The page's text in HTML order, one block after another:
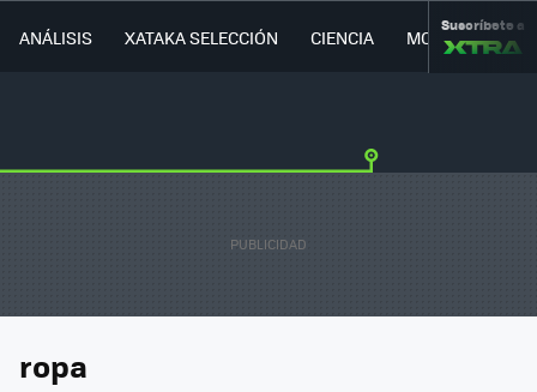
ANÁLISIS XATAKA SELECCIÓN CIENCIA MOVILIDAD
Suscríbete a
ropa